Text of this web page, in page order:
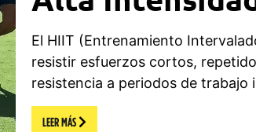
El HIIT (Entrenamiento
resistir esfuerzos cortos,
resistencia a periodos de
LEER MÁS